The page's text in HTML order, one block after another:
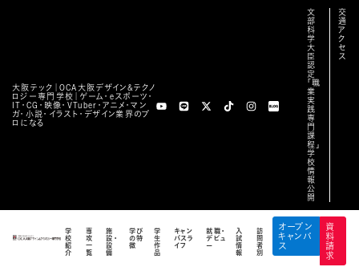
大阪テック｜OCA⼤阪デザイン&テクノ
ロジー専⾨学校｜ゲーム・eスポーツ・
IT・CG・映像・VTuber・アニメ・マン
ガ・小説・イラスト・デザイン業界のプ
ロになる
文
部
科
学
大
臣
認
定
「職
業
実
践
専
門
課
程」
学
校
情
報
公
開
交
通
ア
ク
セ
ス
学
校
紹
介
専
攻
一
覧
施
設・
設
備
学び
の特
徴
学
生
作
品
キャン
パスラ
イフ
就職・
デビュ
ー
入
試
情
報
訪
問
者
別
オープン
キャンパ
ス
資
料
請
求